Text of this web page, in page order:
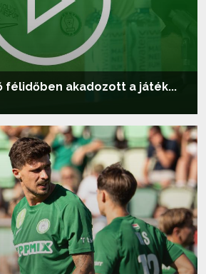
félidőben akadozott a játék...
Tovább olvasom...